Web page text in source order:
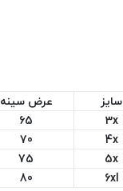
سایز عرض سینه
3x
65
4x
70
5x
75
6xl
80